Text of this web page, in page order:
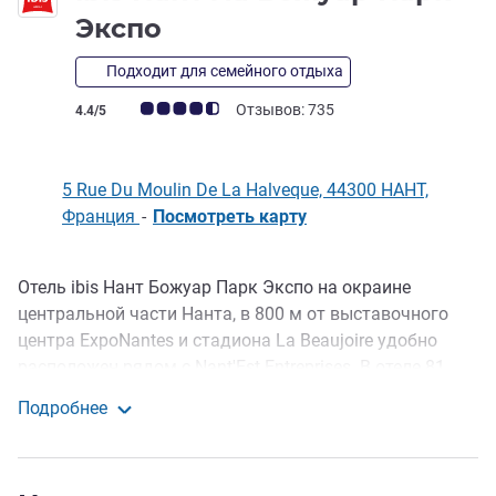
Экспо
Подходит для семейного отдыха
Примечание: отзывы клиентов (Рейтинг ALL)
4.4/5 Отзывов: 735
5 Rue Du Moulin De La Halveque, 44300 НАНТ,
Франция - Посмотреть карту
Описание
Отель ibis Нант Божуар Парк Экспо на окраине
центральной части Нанта, в 800 м от выставочного
центра ExpoNantes и стадиона La Beaujoire удобно
также имеются смежные номера. Отдохните у себя на
Подробнее